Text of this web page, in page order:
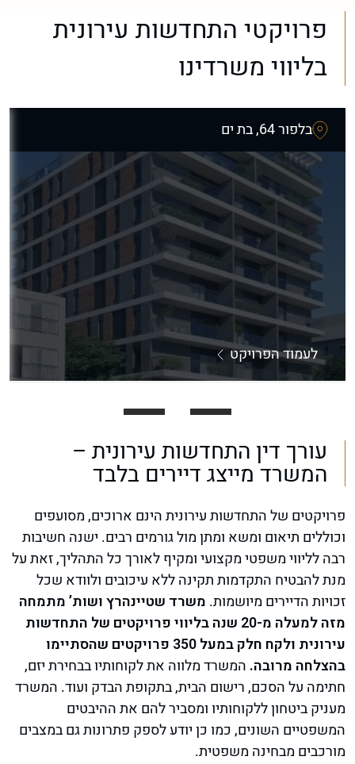
פרויקטי התחדשות עירונית
בליווי משרדינו
בלפור 64, בת ים
לעמוד הפרויקט
עורך דין התחדשות עירונית –
המשרד מייצג דיירים בלבד
פרויקטים של התחדשות עירונית הינם ארוכים, מסועפים
וכוללים תיאום ומשא ומתן מול גורמים רבים. ישנה חשיבות
רבה לליווי משפטי מקצועי ומקיף לאורך כל התהליך, זאת על
מנת להבטיח התקדמות תקינה ללא עיכובים ולוודא שכל
זכויות הדיירים מיושמות. משרד שטיינהרץ ושות’ מתמחה
מזה למעלה מ-20 שנה בליווי פרויקטים של התחדשות
עירונית ולקח חלק במעל 350 פרויקטים שהסתיימו
בהצלחה מרובה. המשרד מלווה את לקוחותיו בבחירת יזם,
חתימה על הסכם, רישום הבית, בתקופת הבדק ועוד. המשרד
מעניק ביטחון ללקוחותיו ומסביר להם את ההיבטים
המשפטיים השונים, כמו כן יודע לספק פתרונות גם במצבים
מורכבים מבחינה משפטית.